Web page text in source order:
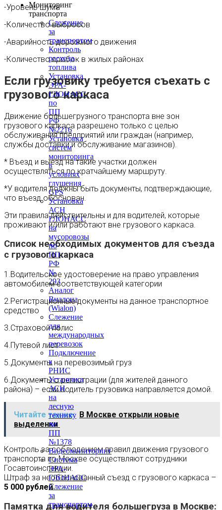
Мониторинг
транспорта
Слежение
за
транспортом
Контроль
расхода
топлива
Установка
ЭРА-
ГЛОНАСС
по
ПП
РФ
№2216
Установка
систем
мониторинга
в
условиях
глушения
GPS
Установка
АСН
ГЛОНАСС
на
мусоровозы
по
ПП
РФ
№
293
Аналог
Виалона
(Wialon)
Слежение
для
международных
перевозок
Подключение
к
РНИС
Установка
АСН
на
лесную
технику
по
ПП
№1378
Видеомониторинг
Система
ЭРА-
ГЛОНАСС
Слежение
за
транспортом
-Уровень шума
-Количество выбросов
-Аварийность дорожного движения
-Количество пробок в жилых районах
Если грузовику требуется съехать с
грузового каркаса
Движение большегрузного транспорта вне зон
грузового каркаса разрешено только с целью
обслуживания предприятий или граждан (например,
службы доставки и обслуживание магазинов).
* Въезд и выезд на такие участки должен
осуществляться по кратчайшему маршруту.
*У водителя должны быть документы, подтверждающие,
что въезд обоснован.
Эти правила действительны и для водителей, которые
проживают и/или работают вне грузового каркаса.
Список необходимых документов для съезда
с грузового каркаса
1.Водительское удостоверение на право управления
автомобилем соответствующей категории
2.Регистрационные документы на данное транспортное
средство
3.Страховой полис
4.Путевой лист
5.Документы на перевозимый груз
6.Документы о регистрации (для жителей данного
района) – если водитель грузовика направляется домой.
Читайте также: В Москве открыли новые
выделенки
Контроль за соблюдением правил движения грузового
транспорта по Москве осуществляют сотрудники
Госавтоинспекции.
Штраф за необоснованный съезд с грузового каркаса –
5 000 рублей
Памятка для водителя большегруза в Москве: